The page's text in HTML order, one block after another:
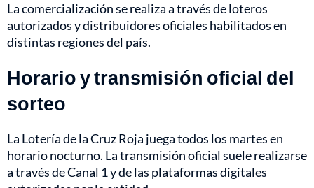
La comercialización se realiza a través de loteros
autorizados y distribuidores oficiales habilitados en
distintas regiones del país.
Horario y transmisión oficial del
sorteo
La Lotería de la Cruz Roja juega todos los martes en
horario nocturno. La transmisión oficial suele realizarse
a través de Canal 1 y de las plataformas digitales